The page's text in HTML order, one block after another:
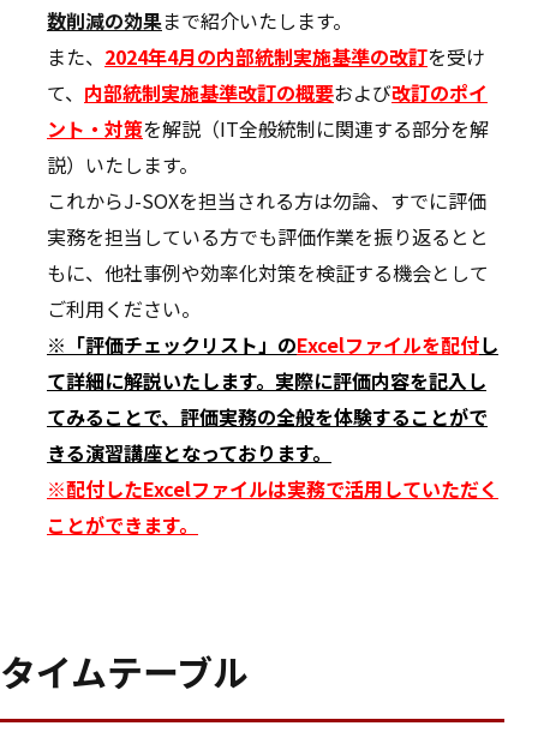
数削減の効果まで紹介いたします。
また、 2024年4月の内部統制実施基準の改訂を受け
て、 内部統制実施基準改訂の概要および改訂のポイ
ント・対策を解説（IT全般統制に関連する部分を解
説）いたします。
これからJ-SOXを担当される方は勿論、すでに評価
実務を担当している方でも評価作業を振り返るとと
もに、他社事例や効率化対策を検証する機会として
ご利用ください。
※「評価チェックリスト」のExcelファイルを配付し
て詳細に解説いたします。実際に評価内容を記入し
てみることで、評価実務の全般を体験することがで
きる演習講座となっております。
※配付したExcelファイルは実務で活用していただく
ことができます。
タイムテーブル